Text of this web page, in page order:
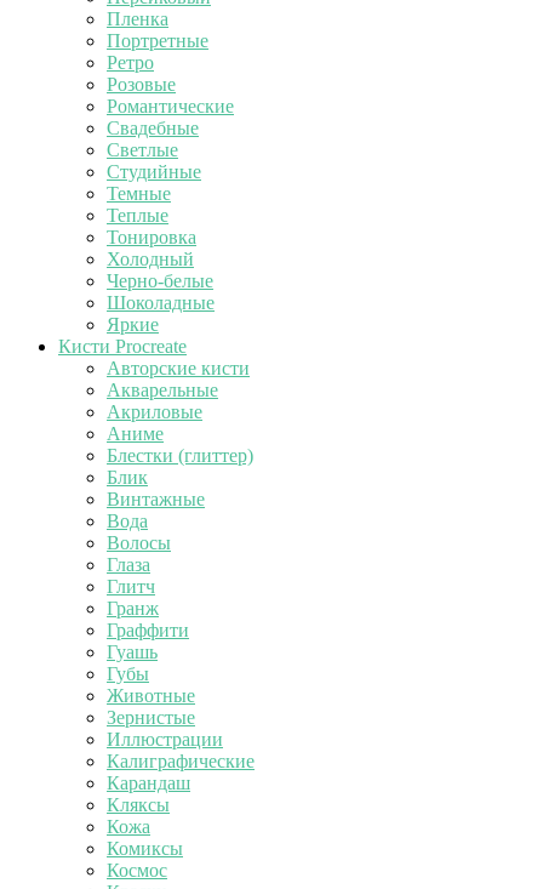
Пленка
Портретные
Ретро
Розовые
Романтические
Свадебные
Светлые
Студийные
Темные
Теплые
Тонировка
Холодный
Черно-белые
Шоколадные
Яркие
Кисти Procreate
Авторские кисти
Акварельные
Акриловые
Аниме
Блестки (глиттер)
Блик
Винтажные
Вода
Волосы
Глаза
Глитч
Гранж
Граффити
Гуашь
Губы
Животные
Зернистые
Иллюстрации
Калиграфические
Карандаш
Кляксы
Кожа
Комиксы
Космос